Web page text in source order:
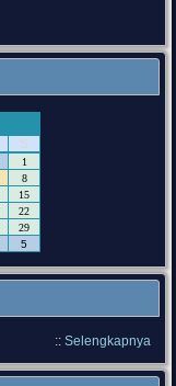
S
1
8
15
22
29
5
:: Selengkapnya